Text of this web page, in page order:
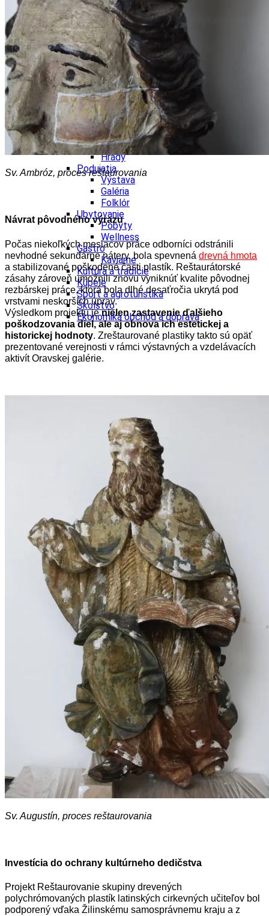
Pobyty
Gastro
Kaviarne
Víno
Kultúra a tradície
Šport a agroturistika
Školstvo
Ekonomika obchod a doprava
Prešovský kraj
Tipy
Výlet
Turistika
Cyklistika
Hrady
Podujatia
Výstava
Galéria
Folklór
Ubytovanie
Pobyty
Wellness
Gastro
Kaviarne
Kultúra a tradície
Kúpele
Šport a agroturistika
Školstvo
Ekonomika obchod a doprava
Sv. Ambróz, proces reštaurovania
Návrat pôvodného výrazu
Počas niekoľkých mesiacov práce odborníci odstránili
nevhodné sekundárne nátery, bola spevnená drevná hmota
a stabilizované poškodené časti plastík. Reštaurátorské
zásahy zároveň umožnili znovu vyniknúť kvalite pôvodnej
rezbárskej práce, ktorá bola dlhé desaťročia ukrytá pod
vrstvami neskorších úprav.
Výsledkom projektu jenielen zastavenie ďalšieho
poškodzovania diel, ale aj obnova ich estetickej a
historickej hodnoty. Zreštaurované plastiky takto sú opäť
prezentované verejnosti v rámci výstavných a vzdelávacích
aktivít Oravskej galérie.
Sv. Augustín, proces reštaurovania
Investícia do ochrany kultúrneho dedičstva
Projekt Reštaurovanie skupiny drevených
polychrómovaných plastík latinských cirkevných učiteľov bol
podporený vďaka Žilinskému samosprávnemu kraju a z